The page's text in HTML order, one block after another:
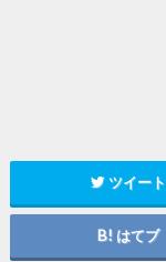
ツイート
はてブ